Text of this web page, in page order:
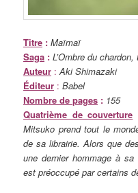
Titre : Maïmaï
Saga : L’Ombre du
Auteur :Aki Shimazaki
Éditeur : Babel
Nombre de pages : 155
Quatrième de couverture
Mitsuko prend tout le
de sa librairie. Alors que
une dernier hommage à
est préoccupé par certains